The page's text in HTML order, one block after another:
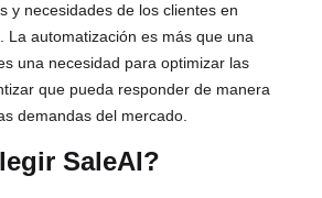
y necesidades de los clientes en
La automatización es más que una
una necesidad para optimizar las
que pueda responder de manera
demandas del mercado.
SaleAI?